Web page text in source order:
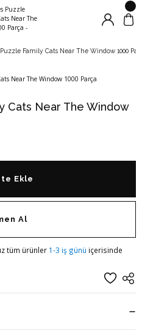
Puzzle Family Cats Near The Window 1000
Cats Near The Window
Ekle
Al
tüm ürünler 1-3 iş günü içerisinde